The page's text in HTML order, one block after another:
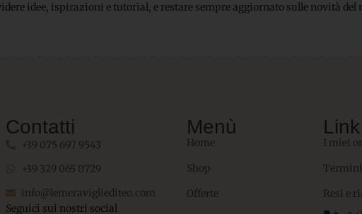
idee, ispirazioni e tutorial, e restare sempre aggiornato sulle novità del
Contatti
+39 075 697 9543
+39 329 065 0729
info@lemeravigliediteo.com
Seguici sui nostri social
Menù
Home
Shop
Offerte
I miei
Resi e